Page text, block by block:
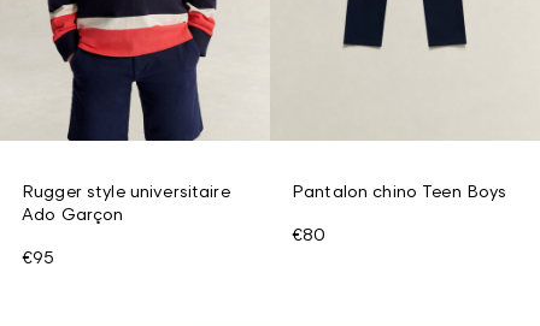
Rugger style universitaire
Ado Garçon
€95
Pantalon chino Teen Boys
€80